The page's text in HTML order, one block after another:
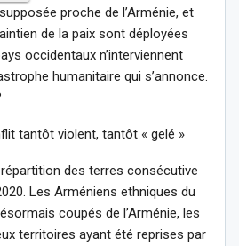
proche de l’Arménie, et
de la paix sont déployées
occidentaux n’interviennent
humanitaire qui s’annonce.
tantôt violent, tantôt « gelé »
des terres consécutive
Les Arméniens ethniques du
coupés de l’Arménie, les
territoires ayant été reprises par